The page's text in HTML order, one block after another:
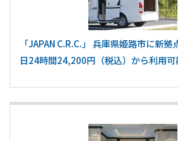
「JAPAN C.R.C.」 兵庫県姫路市に新
日24時間24,200円（税込）から利用可